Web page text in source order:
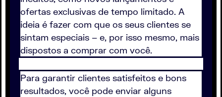
ofertas exclusivas de tempo limitado. A
ideia é fazer com que os seus clientes se
sintam especiais – e, por isso mesmo, mais
dispostos a comprar com você.
Para garantir clientes satisfeitos e bons
resultados, você pode enviar alguns